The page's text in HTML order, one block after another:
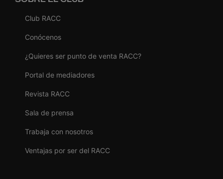
Club RACC
Conócenos
¿Quieres ser punto de venta RACC?
Portal de mediadores
Revista RACC
Sala de prensa
Trabaja con nosotros
Ventajas por ser del RACC